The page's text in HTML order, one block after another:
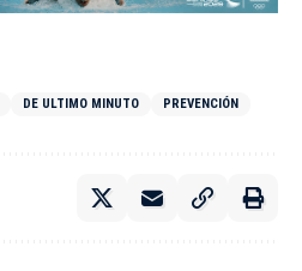
DE ULTIMO MINUTO PREVENCIÓN